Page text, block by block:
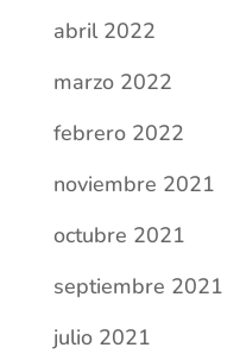
abril 2022
marzo 2022
febrero 2022
noviembre 2021
octubre 2021
septiembre 2021
julio 2021